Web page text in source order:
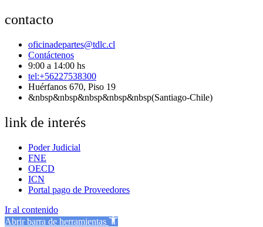
contacto
oficinadepartes@tdlc.cl
Contáctenos
9:00 a 14:00 hs
tel:+56227538300
Huérfanos 670, Piso 19
&nbsp&nbsp&nbsp&nbsp&nbsp(Santiago-Chile)
link de interés
Poder Judicial
FNE
OECD
ICN
Portal pago de Proveedores
Ir al contenido
Abrir barra de herramientas